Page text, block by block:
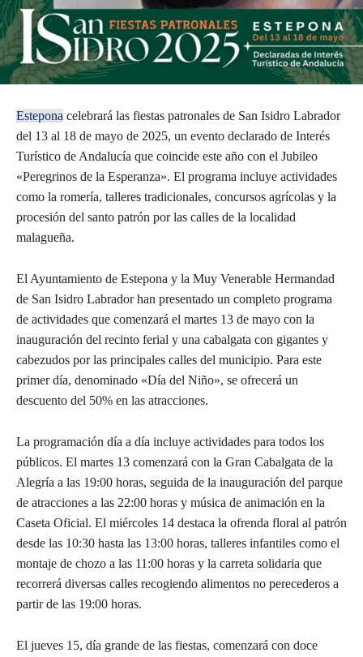
Estepona celebrará las fiestas patronales de San Isidro Labrador
del 13 al 18 de mayo de 2025, un evento declarado de Interés
Turístico de Andalucía que coincide este año con el Jubileo
«Peregrinos de la Esperanza». El programa incluye actividades
como la romería, talleres tradicionales, concursos agrícolas y la
procesión del santo patrón por las calles de la localidad
malagueña.
El Ayuntamiento de Estepona y la Muy Venerable Hermandad
de San Isidro Labrador han presentado un completo programa
de actividades que comenzará el martes 13 de mayo con la
inauguración del recinto ferial y una cabalgata con gigantes y
cabezudos por las principales calles del municipio. Para este
primer día, denominado «Día del Niño», se ofrecerá un
descuento del 50% en las atracciones.
La programación día a día incluye actividades para todos los
públicos. El martes 13 comenzará con la Gran Cabalgata de la
Alegría a las 19:00 horas, seguida de la inauguración del parque
de atracciones a las 22:00 horas y música de animación en la
Caseta Oficial. El miércoles 14 destaca la ofrenda floral al patrón
desde las 10:30 hasta las 13:00 horas, talleres infantiles como el
montaje de chozo a las 11:00 horas y la carreta solidaria que
recorrerá diversas calles recogiendo alimentos no perecederos a
partir de las 19:00 horas.
El jueves 15, día grande de las fiestas, comenzará con doce